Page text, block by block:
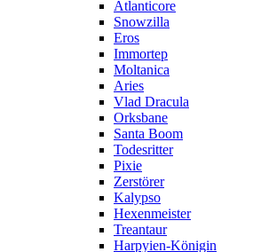
Atlanticore
Snowzilla
Eros
Immortep
Moltanica
Aries
Vlad Dracula
Orksbane
Santa Boom
Todesritter
Pixie
Zerstörer
Kalypso
Hexenmeister
Treantaur
Harpyien-Königin